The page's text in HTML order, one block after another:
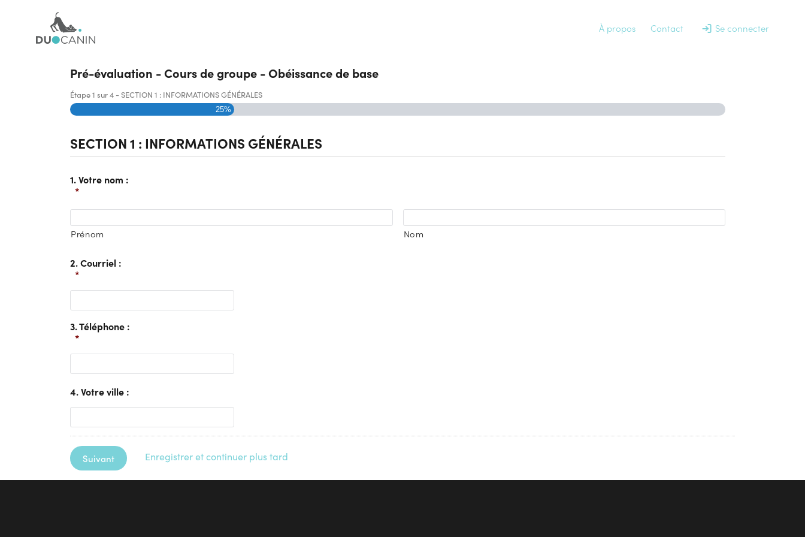
À propos Contact Se connecter
Pré-évaluation - Cours de groupe - Obéissance de base
Étape1 sur4 - SECTION 1 : INFORMATIONS GÉNÉRALES
25%
SECTION 1 : INFORMATIONS GÉNÉRALES
1. Votre nom :
*
Prénom Nom
2. Courriel :
*
3. Téléphone :
*
4. Votre ville :
Enregistrer et continuer plus tard